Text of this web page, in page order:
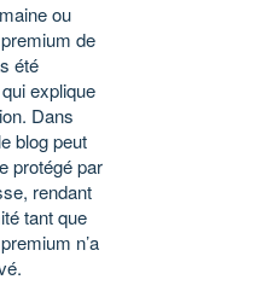
ou
de
été
explique
Dans
blog peut
protégé par
rendant
tant que
n’a